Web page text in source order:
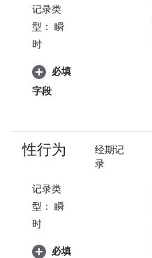
记录类
型： 瞬
时
必填
字段
性行为
记录类
型： 瞬
时
必填
经期记
录